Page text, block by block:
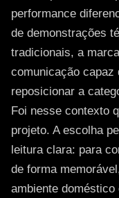
performance
de demonstrações
tradicionais, a
comunicação capaz
reposicionar a
Foi nesse contexto
projeto. A escolha
leitura clara: para
de forma
ambiente